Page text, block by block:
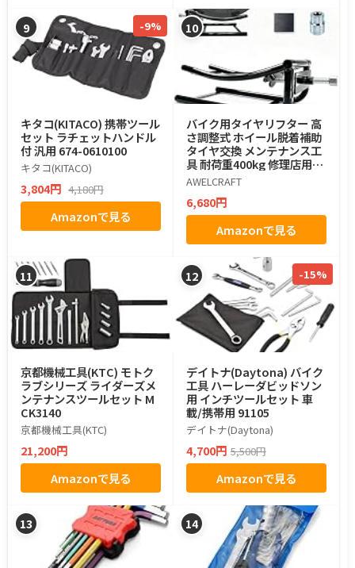
9 -9%
キタコ(KITACO) 携帯ツール
セット ラチェットハンドル
付 汎用 674-0610100
キタコ(KITACO)
3,804円 4,180円
Amazonで見る
10
バイク用タイヤリフター 高
さ調整式 ホイール脱着補助
タイヤ交換 メンテナンス工
具 耐荷重400kg 修理店用/D
IY
AWELCRAFT
6,680円
Amazonで見る
11
京都機械工具(KTC) モトク
ラブシリーズ ライダーズメ
ンテナンスツールセット M
CK3140
京都機械工具(KTC)
21,200円
Amazonで見る
12 -15%
デイトナ(Daytona) バイク
工具 ハーレーダビッドソン
用 インチツールセット 車
載/携帯用 91105
デイトナ(Daytona)
4,700円 5,500円
Amazonで見る
13 14